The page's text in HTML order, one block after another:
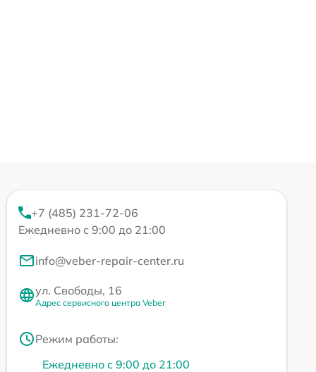
+7 (485) 231-72-06
Ежедневно с 9:00 до 21:00
info@veber-repair-center.ru
ул. Свободы, 16
Адрес сервисного центра Veber
Режим работы:
Ежедневно с 9:00 до 21:00